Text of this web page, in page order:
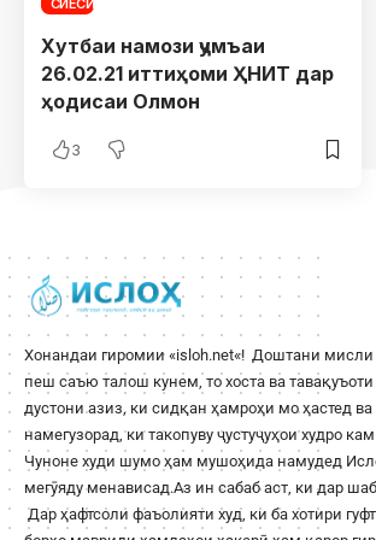
Хутбаи намози ҷумъаи
26.02.21 иттиҳоми ҲНИТ дар
ҳодисаи Олмон
3
Хонандаи гиромии «isloh.net«! Доштани мисли
пеш саъю талош кунем, то хоста ва
дустони азиз, ки сидқан ҳамроҳи мо ҳастед
намегузорад, ки такопуву ҷустуҷуҳои худро
Чуноне худи шумо ҳам мушоҳида намудед
мегӯяду менависад.Аз ин сабаб аст, ки дар
Дар ҳафтсоли фаъолияти худ, ки ба хотири